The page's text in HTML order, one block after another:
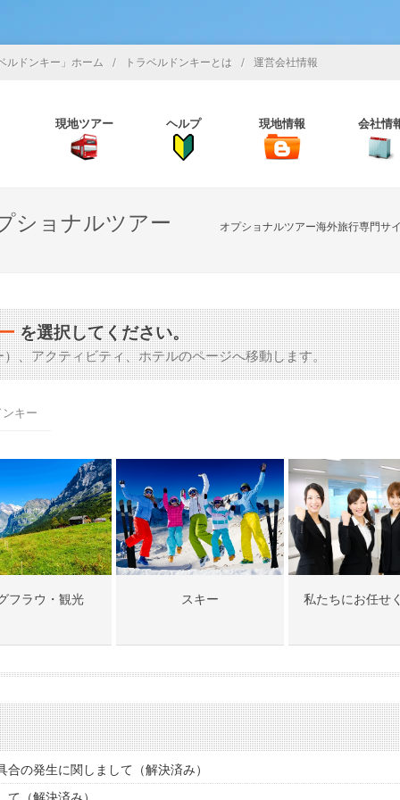
ルドンキー」ホーム / トラベルドンキーとは / 運営会社情報
現地ツアー ヘルプ 現地情報 会社情
ショナルツアー オプショナルツアー海外旅行専門サ
を選択してください。
、アクティビティ、ホテルのページへ移動します。
キー
フラウ・観光 スキー 私たちにお任せ
の発生に関しまして（解決済み）